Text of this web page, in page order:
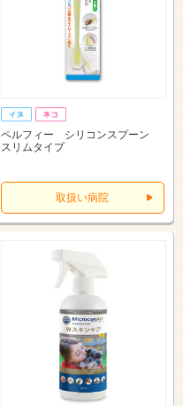
ペルフィー シリコンスプーン
スリムタイプ
取扱い病院